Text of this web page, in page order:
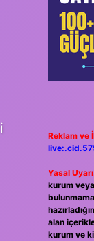
Reklam ve
Yasal
kurum
alan
kurum ve